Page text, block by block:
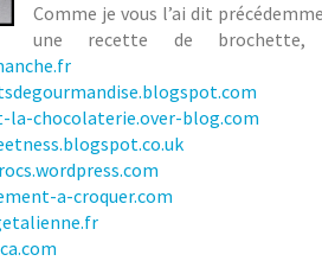
Comme je vous l’ai dit
une recette de
chocolaterie.over-blog.com
a-croquer.com